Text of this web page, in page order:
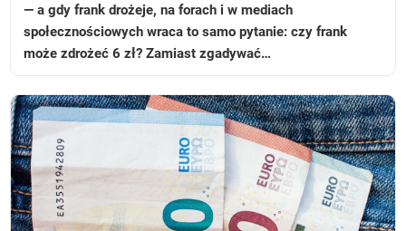
— a gdy frank drożeje, na forach i w mediach
społecznościowych wraca to samo pytanie: czy frank
może zdrożeć 6 zł? Zamiast zgadywać…